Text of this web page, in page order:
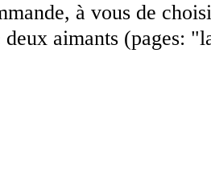
à vous de
deux aimants